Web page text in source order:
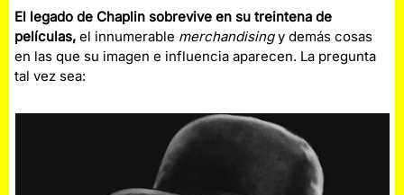
El legado de Chaplin sobrevive en su treintena de
películas, el innumerable merchandisingy demás cosas
en las que su imagen e influencia aparecen. La pregunta
tal vez sea: